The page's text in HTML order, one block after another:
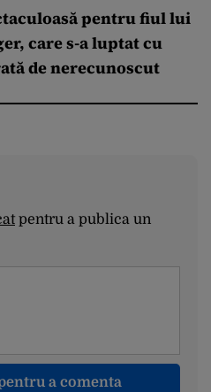
pentru fiul lui
care s-a luptat cu
de nerecunoscut
pentru a publica un
a comenta